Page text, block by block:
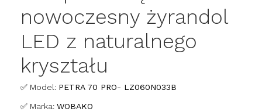
nowoczesny żyrandol
LED z naturalnego
kryształu
✅ Model: PETRA 70 PRO- LZ060N033B
✅ Marka: WOBAKO